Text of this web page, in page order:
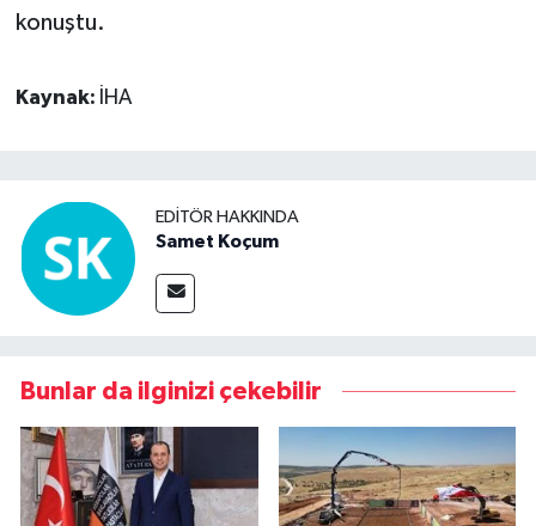
konuştu.
Kaynak: İHA
EDITÖR HAKKINDA
Samet Koçum
Bunlar da ilginizi çekebilir